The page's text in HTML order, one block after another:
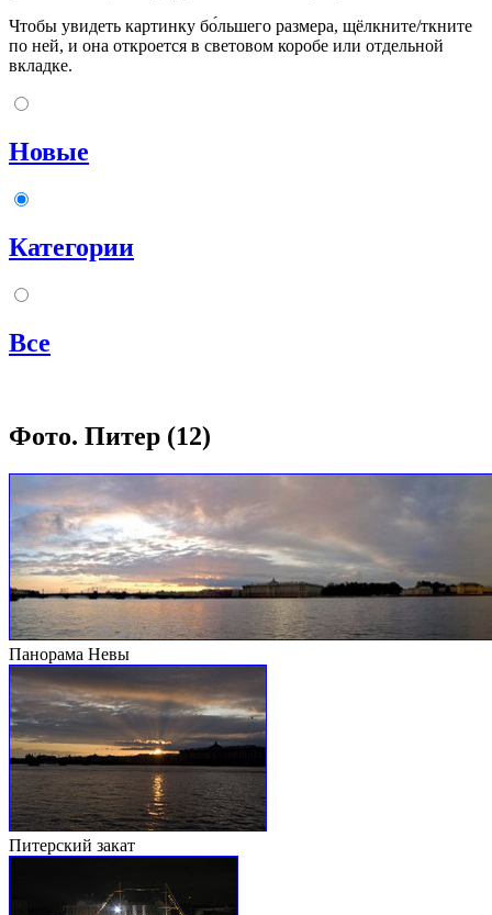
Чтобы увидеть картинку бо́льшего размера, щёлкните/ткните
по ней, и она откроется в световом коробе или отдельной
вкладке.
Новые
Категории
Все
Фото. Питер (12)
Панорама Невы
Питерский закат